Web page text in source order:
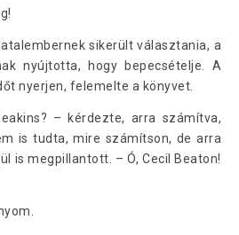
sikerült választania, a
nyújtotta, hogy bepecsételje. A
nyerjen, felemelte a könyvet.
– kérdezte, arra számítva,
is tudta, mire számítson, de arra
is megpillantott. – Ó, Cecil Beaton!